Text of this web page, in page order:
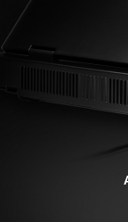
Verstellbare